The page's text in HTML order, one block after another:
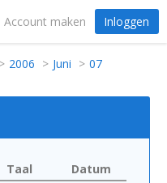
Account maken Inloggen
2006 Juni 07
Taal
Datum